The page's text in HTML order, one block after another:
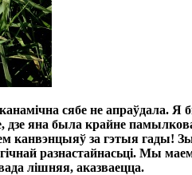
сябе не апраўдала.
яна была крайне
канвэнцыяў за гэтыя гады!
разнастайнасьці. Мы
лішняя, аказваецца.